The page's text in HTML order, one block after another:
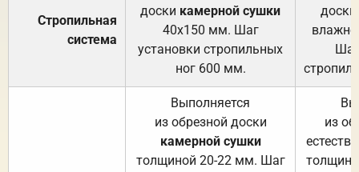
Стропильная
система
доски камерной сушки
40х150 мм. Шаг
установки стропильных
ног 600 мм.
доски
Выполняется
из обрезной доски
камерной сушки
толщиной 20-22 мм. Шаг
из